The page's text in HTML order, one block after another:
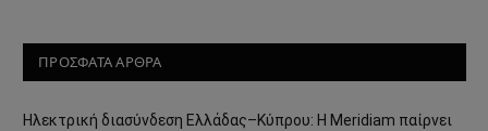
ΠΡΟΣΦΑΤΑ ΑΡΘΡΑ
Ηλεκτρική διασύνδεση Ελλάδας–Κύπρου: Η Meridiam παίρνει